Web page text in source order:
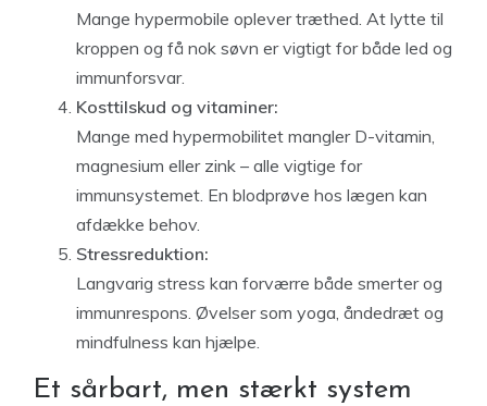
Mange hypermobile oplever træthed. At lytte til
kroppen og få nok søvn er vigtigt for både led og
immunforsvar.
Kosttilskud og vitaminer:
Mange med hypermobilitet mangler D-vitamin,
magnesium eller zink – alle vigtige for
immunsystemet. En blodprøve hos lægen kan
afdække behov.
Stressreduktion:
Langvarig stress kan forværre både smerter og
immunrespons. Øvelser som yoga, åndedræt og
mindfulness kan hjælpe.
Et sårbart, men stærkt system